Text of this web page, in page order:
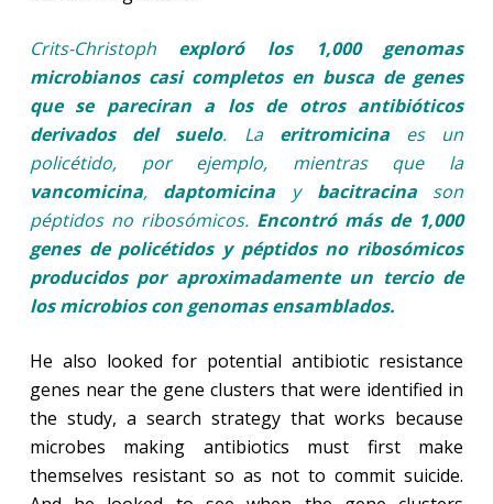
Crits-Christoph exploró los 1,000 genomas
microbianos casi completos en busca de genes
que se pareciran a los de otros antibióticos
derivados del suelo. La eritromicinaes un
policétido, por ejemplo, mientras que la
vancomicina, daptomicina y bacitracina son
péptidos no ribosómicos. Encontró más de 1,000
genes de policétidos y péptidos no ribosómicos
producidos por aproximadamente un tercio de
los microbios con genomas ensamblados.
He also looked for potential antibiotic resistance
genes near the gene clusters that were identified in
the study, a search strategy that works because
microbes making antibiotics must first make
themselves resistant so as not to commit suicide.